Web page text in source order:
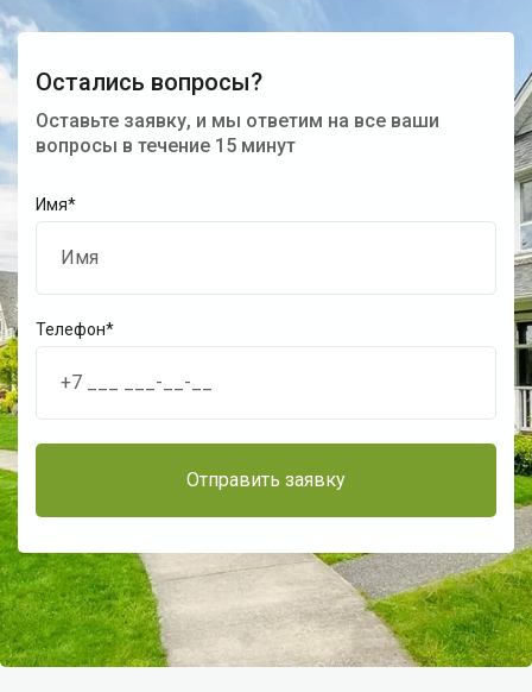
Остались вопросы?
Оставьте заявку, и мы ответим на все ваши
вопросы в течение 15 минут
Имя*
Телефон*